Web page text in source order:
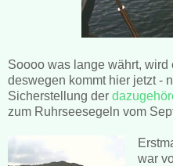
Soooo was lange währt, wird
deswegen kommt hier jetzt -
Sicherstellung der
zum Ruhrseesegeln vom
war